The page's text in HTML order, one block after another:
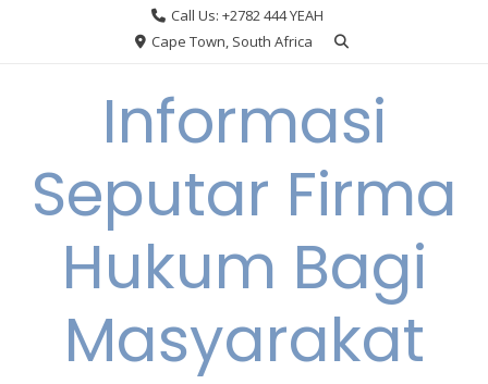
Call Us: +2782 444 YEAH
Cape Town, South Africa
Informasi
Seputar Firma
Hukum Bagi
Masyarakat